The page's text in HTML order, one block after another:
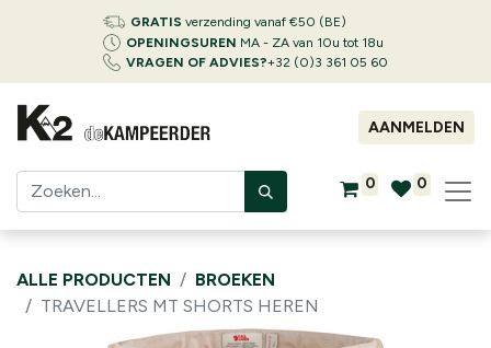
GRATIS verzending vanaf €50 (BE)
OPENINGSUREN MA - ZA van 10u tot 18u
VRAGEN OF ADVIES?+32 (0)3 361 05 60
AANMELDEN
0 0
ALLE PRODUCTEN
BROEKEN
TRAVELLERS MT SHORTS HEREN